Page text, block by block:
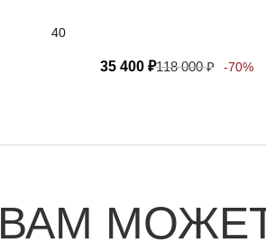
40
35 400 ₽118 000₽ -70%
ВАМ